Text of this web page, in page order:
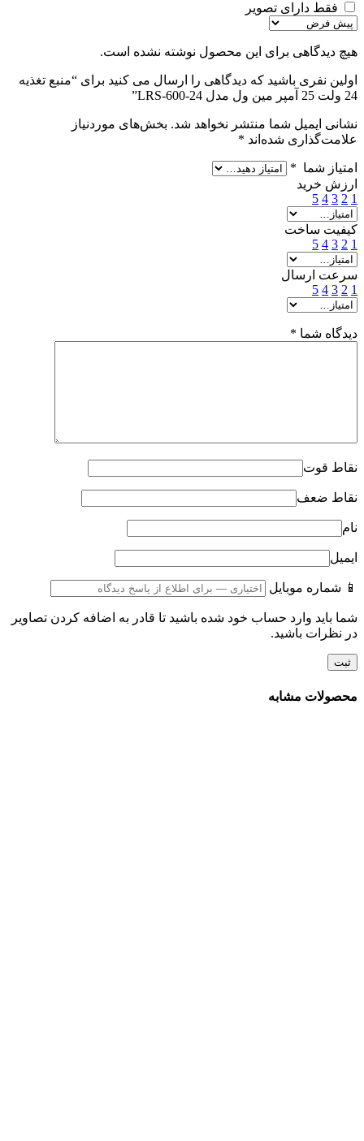
فقط دارای تصویر
هیچ دیدگاهی برای این محصول نوشته نشده است.
اولین نفری باشید که دیدگاهی را ارسال می کنید برای “منبع تغذیه
24 ولت 25 آمپر مین ول مدل LRS-600-24”
نشانی ایمیل شما منتشر نخواهد شد. بخش‌های موردنیاز
علامت‌گذاری شده‌اند *
امتیاز شما *
ارزش خرید
1
2
3
4
5
کیفیت ساخت
1
2
3
4
5
سرعت ارسال
1
2
3
4
5
دیدگاه شما *
نقاط قوت
نقاط ضعف
نام
ایمیل
📱 شماره موبایل
شما باید وارد حساب خود شده باشید تا قادر به اضافه کردن تصاویر
در نظرات باشید.
محصولات مشابه